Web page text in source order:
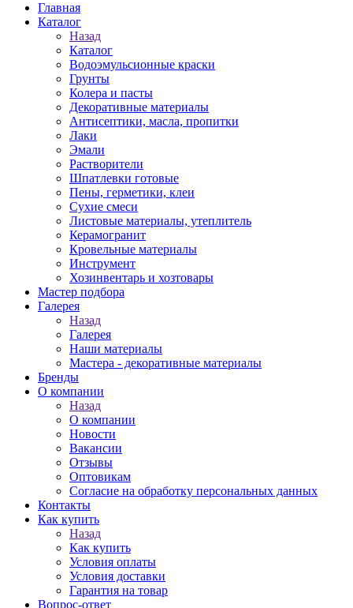
Главная
Каталог
Назад
Каталог
Водоэмульсионные краски
Грунты
Колера и пасты
Декоративные материалы
Антисептики, масла, пропитки
Лаки
Эмали
Растворители
Шпатлевки готовые
Пены, герметики, клеи
Сухие смеси
Листовые материалы, утеплитель
Керамогранит
Кровельные материалы
Инструмент
Хозинвентарь и хозтовары
Мастер подбора
Галерея
Назад
Галерея
Наши материалы
Мастера - декоративные материалы
Бренды
О компании
Назад
О компании
Новости
Вакансии
Отзывы
Оптовикам
Cогласие на обработку персональных данных
Контакты
Как купить
Назад
Как купить
Условия оплаты
Условия доставки
Гарантия на товар
Вопрос-ответ